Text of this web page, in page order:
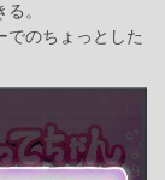
。
でのちょっとした